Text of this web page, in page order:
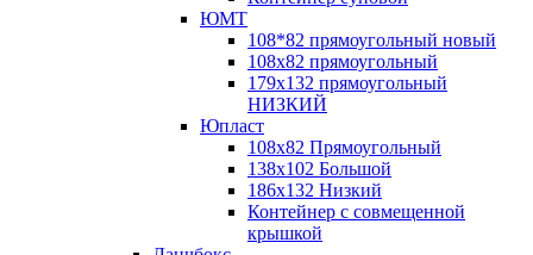
ЮМТ
108*82 прямоугольный новый
108х82 прямоугольный
179х132 прямоугольный
НИЗКИЙ
Юпласт
108х82 Прямоугольный
138х102 Большой
186х132 Низкий
Контейнер с совмещенной
крышкой